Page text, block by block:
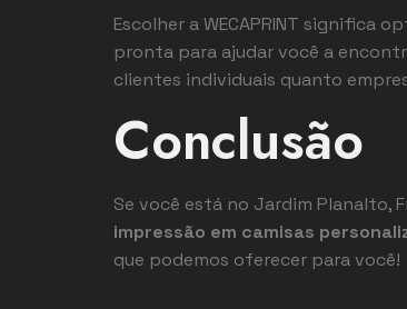
Escolher a WECAPRINT significa
pronta para ajudar você a
clientes individuais quanto
Conclusão
Se você está no Jardim Planalto,
impressão em camisas
que podemos oferecer para você!